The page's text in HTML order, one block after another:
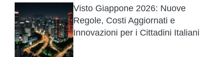
Visto Giappone 2026: Nuove
Regole, Costi Aggiornati e
Innovazioni per i Cittadini Italiani